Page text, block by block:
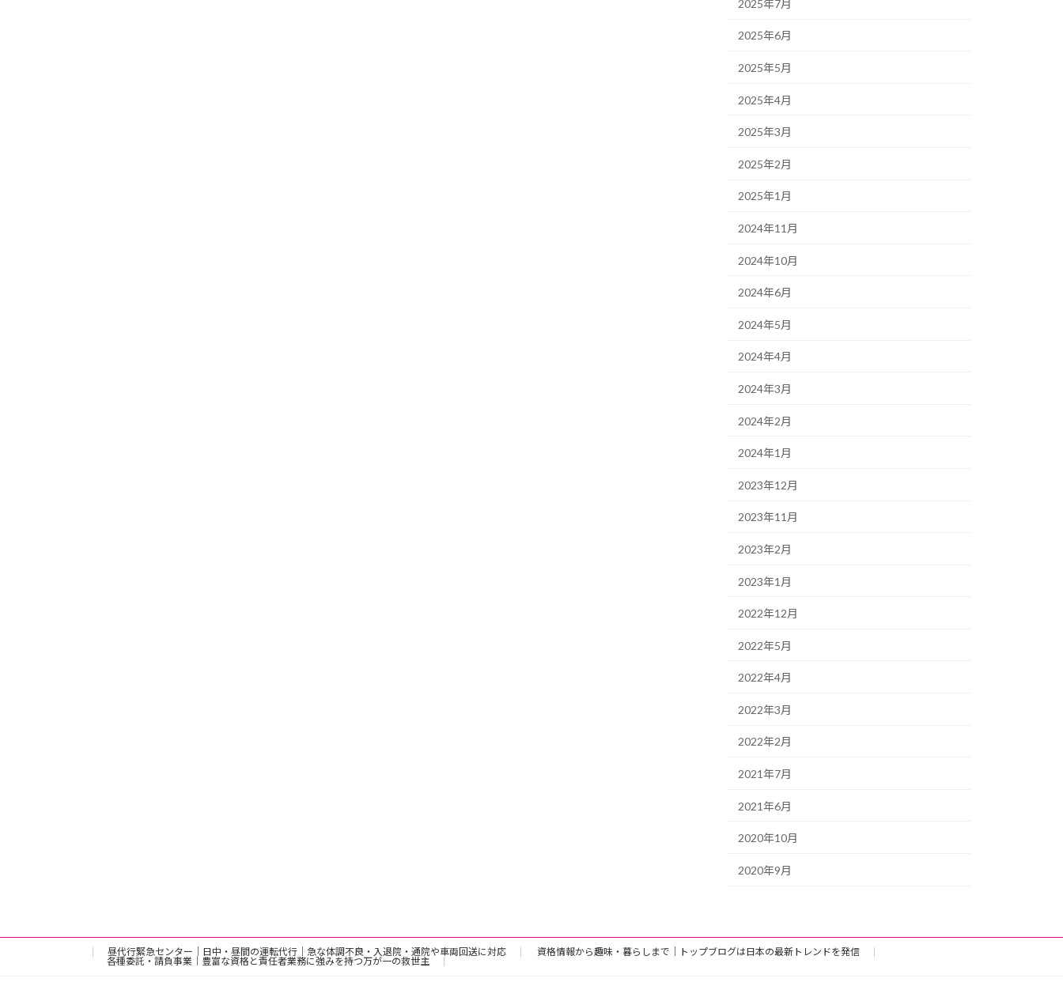
2025年7月
2025年6月
2025年5月
2025年4月
2025年3月
2025年2月
2025年1月
2024年11月
2024年10月
2024年6月
2024年5月
2024年4月
2024年3月
2024年2月
2024年1月
2023年12月
2023年11月
2023年2月
2023年1月
2022年12月
2022年5月
2022年4月
2022年3月
2022年2月
2021年7月
2021年6月
2020年10月
2020年9月
昼代行緊急センター｜日中・昼間の運転代行｜急な体調不良・入退院・通院や車両回送に対応
資格情報から趣味・暮らしまで｜トップブログは日本の最新トレンドを発信
各種委託・請負事業｜豊富な資格と責任者業務に強みを持つ万が一の救世主